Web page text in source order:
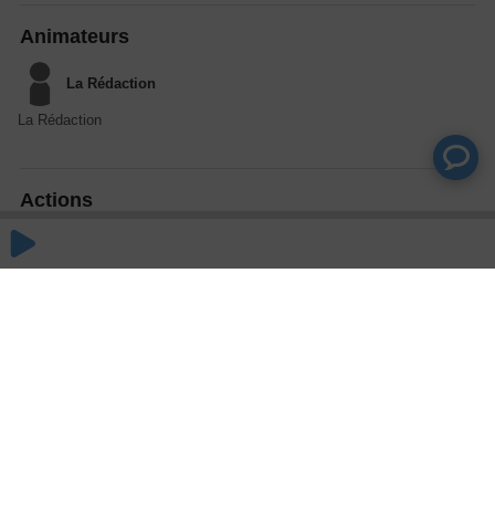
Animateurs
La Rédaction
La Rédaction
Actions